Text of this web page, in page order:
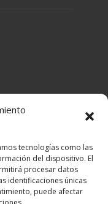
tecnologías como las
del dispositivo. El
procesar datos
identificaciones únicas
puede afectar